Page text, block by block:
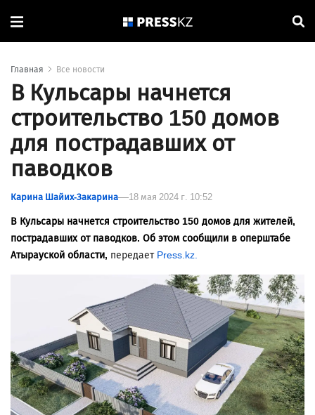
Главная Все новости
В Кульсары начнется
строительство 150 домов
для пострадавших от
паводков
Карина Шайих-Закарина 18 мая 2024 г. 10:52
В Кульсары начнется строительство 150 домов для жителей,
пострадавших от паводков. Об этом сообщили в оперштабе
Атырауской области, передает Press.kz.